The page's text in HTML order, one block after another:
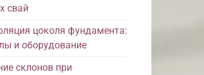
свай
цоколя фундамента:
и оборудование
склонов при